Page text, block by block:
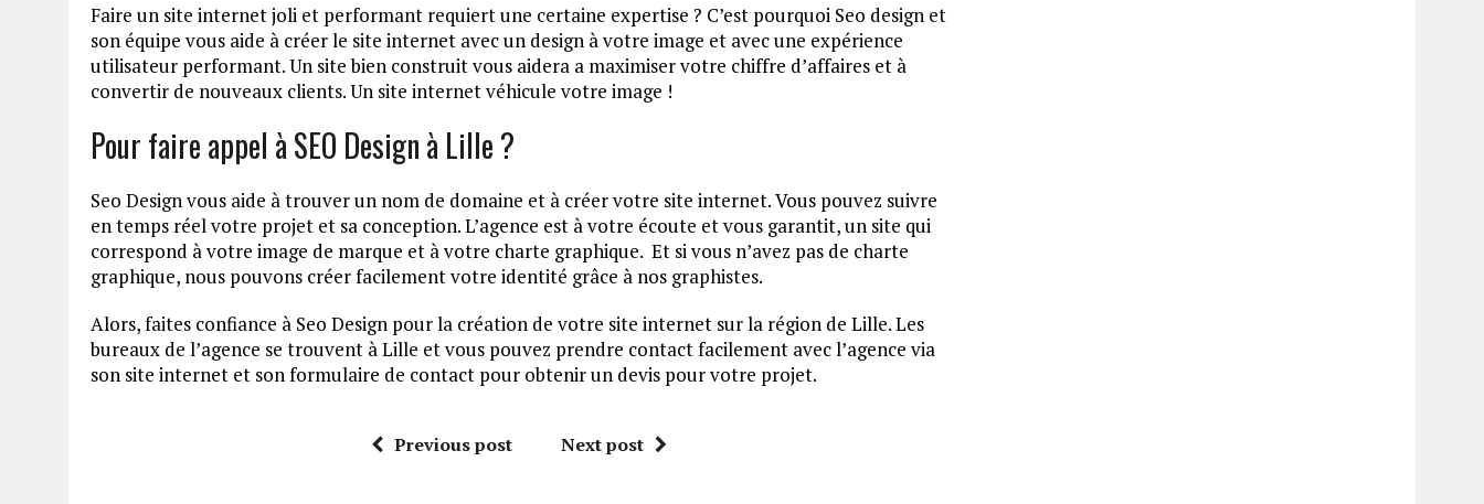
Faire un site internet joli et performant requiert une certaine expertise ? C’est pourquoi Seo design et
son équipe vous aide à créer le site internet avec un design à votre image et avec une expérience
utilisateur performant. Un site bien construit vous aidera a maximiser votre chiffre d’affaires et à
convertir de nouveaux clients. Un site internet véhicule votre image !
Pour faire appel à SEO Design à Lille ?
Seo Design vous aide à trouver un nom de domaine et à créer votre site internet. Vous pouvez suivre
en temps réel votre projet et sa conception. L’agence est à votre écoute et vous garantit, un site qui
correspond à votre image de marque et à votre charte graphique. Et si vous n’avez pas de charte
graphique, nous pouvons créer facilement votre identité grâce à nos graphistes.
Alors, faites confiance à Seo Design pour la création de votre site internet sur la région de Lille. Les
bureaux de l’agence se trouvent à Lille et vous pouvez prendre contact facilement avec l’agence via
son site internet et son formulaire de contact pour obtenir un devis pour votre projet.
Previous post Next post